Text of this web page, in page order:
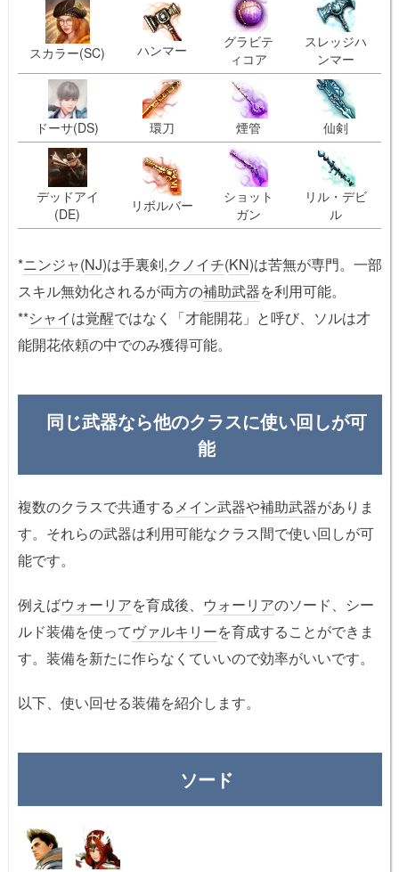
スカラー(SC) ハンマー
グラビテ
ィコア
スレッジハ
ンマー
ドーサ(DS) 環刀 煙管 仙剣
デッドアイ
(DE)
リボルバー
ショット
ガン
リル・デビ
ル
*ニンジャ(NJ)は手裏剣,クノイチ(KN)は苦無が専門。一部
スキル無効化されるが両方の補助武器を利用可能。
**シャイは覚醒ではなく「才能開花」と呼び、ソルは才
能開花依頼の中でのみ獲得可能。
同じ武器なら他のクラスに使い回しが可
能
複数のクラスで共通するメイン武器や補助武器がありま
す。それらの武器は利用可能なクラス間で使い回しが可
能です。
例えばウォーリアを育成後、 ウォーリアのソード、シー
ルド装備を使ってヴァルキリーを育成することができま
す。装備を新たに作らなくていいので効率がいいです。
以下、使い回せる装備を紹介します。
ソード